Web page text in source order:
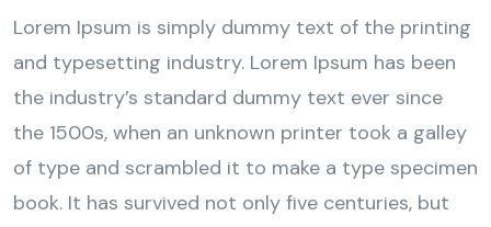
Lorem Ipsum is simply dummy text of the printing
and typesetting industry. Lorem Ipsum has been
the industry’s standard dummy text ever since
the 1500s, when an unknown printer took a galley
of type and scrambled it to make a type specimen
book. It has survived not only five centuries, but